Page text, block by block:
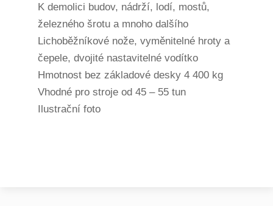
K demolici budov, nádrží, lodí, mostů,
železného šrotu a mnoho dalšího
Lichoběžníkové nože, vyměnitelné hroty a
čepele, dvojité nastavitelné vodítko
Hmotnost bez základové desky 4 400 kg
Vhodné pro stroje od 45 – 55 tun
Ilustrační foto